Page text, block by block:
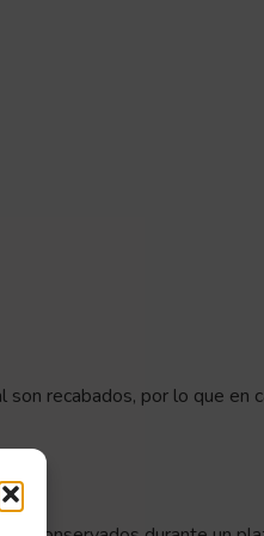
recabados, por lo que en